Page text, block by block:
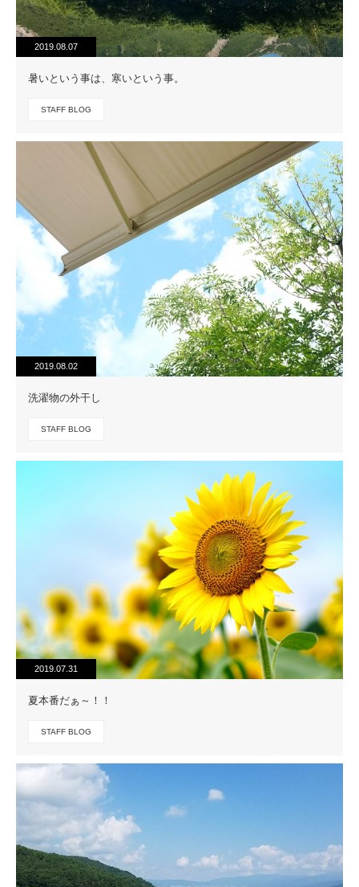
2019.08.07
暑いという事は、寒いという事。
STAFF BLOG
2019.08.02
洗濯物の外干し
STAFF BLOG
2019.07.31
夏本番だぁ～！！
STAFF BLOG